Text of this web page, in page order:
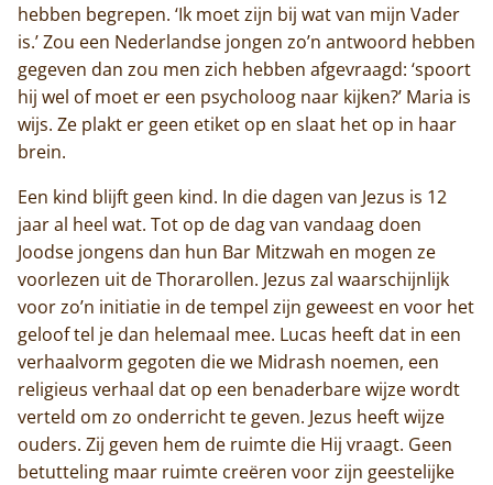
hebben begrepen. ‘Ik moet zijn bij wat van mijn Vader
is.’ Zou een Nederlandse jongen zo’n antwoord hebben
gegeven dan zou men zich hebben afgevraagd: ‘spoort
hij wel of moet er een psycholoog naar kijken?’ Maria is
wijs. Ze plakt er geen etiket op en slaat het op in haar
brein.
Een kind blijft geen kind. In die dagen van Jezus is 12
jaar al heel wat. Tot op de dag van vandaag doen
Joodse jongens dan hun Bar Mitzwah en mogen ze
voorlezen uit de Thorarollen. Jezus zal waarschijnlijk
voor zo’n initiatie in de tempel zijn geweest en voor het
geloof tel je dan helemaal mee. Lucas heeft dat in een
verhaalvorm gegoten die we Midrash noemen, een
religieus verhaal dat op een benaderbare wijze wordt
verteld om zo onderricht te geven. Jezus heeft wijze
ouders. Zij geven hem de ruimte die Hij vraagt. Geen
betutteling maar ruimte creëren voor zijn geestelijke